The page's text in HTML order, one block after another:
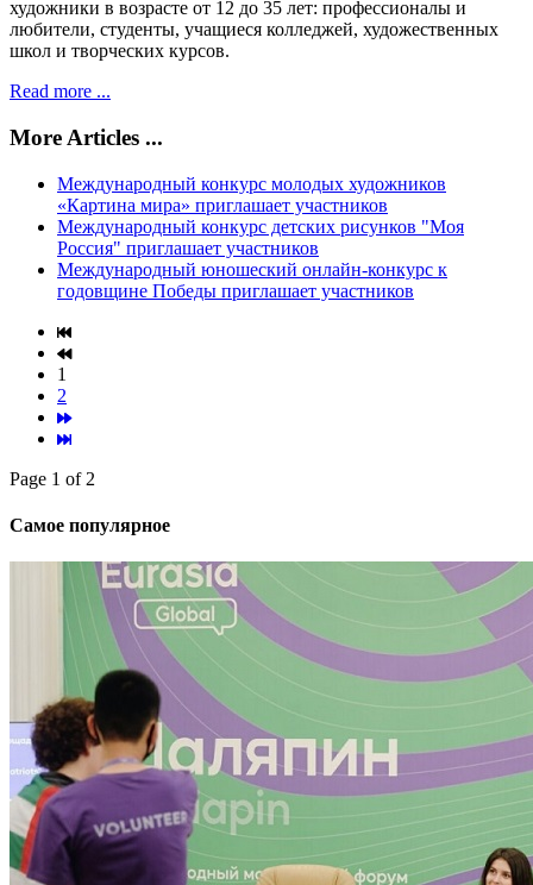
художники в возрасте от 12 до 35 лет: профессионалы и
любители, студенты, учащиеся колледжей, художественных
школ и творческих курсов.
Read more ...
More Articles ...
Международный конкурс молодых художников
«Картина мира» приглашает участников
Международный конкурс детских рисунков "Моя
Россия" приглашает участников
Международный юношеский онлайн-конкурс к
годовщине Победы приглашает участников
1
2
Page 1 of 2
Самое популярное